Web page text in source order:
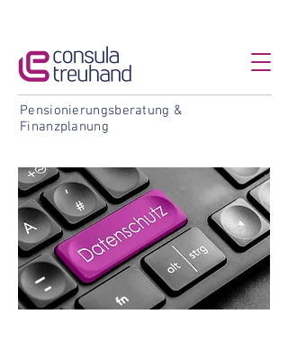
Pensionierungsberatung &
Finanzplanung